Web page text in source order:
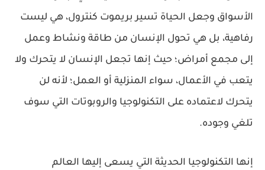
الأسواق وجعل الحياة تسير بريموت كنترول، هي ليست
رفاهية، بل هي تحول الإنسان من طاقة ونشاط وعمل
إلى مجمع أمراض؛ حيث إنها تجعل الإنسان لا يتحرك ولا
يتعب في الأعمال، سواء المنزلية أو العمل؛ لأنه لن
يتحرك لاعتماده على التكنولوجيا والروبوتات التي سوف
تلغي وجوده.
إنها التكنولوجيا الحديثة التي يسعى إليها العالم